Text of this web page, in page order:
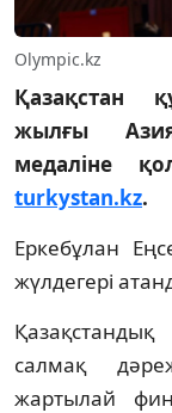
Оlympic.kz
Қазақстан
жылғы
медаліне
turkystan.kz.
Еркебұлан
жүлдегері
салмақ
жартылай